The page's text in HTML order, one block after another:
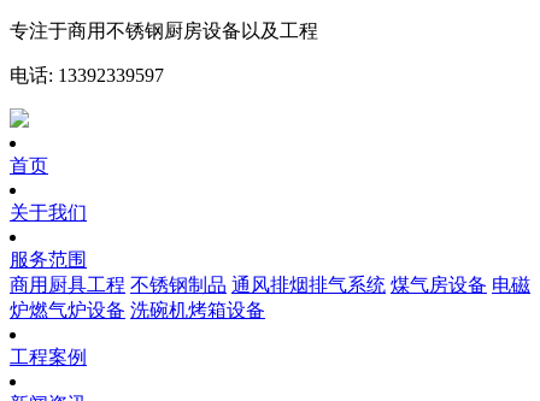
专注于商用不锈钢厨房设备以及工程
电话: 13392339597
首页
关于我们
服务范围
商用厨具工程 不锈钢制品 通风排烟排气系统 煤气房设备 电磁
炉燃气炉设备 洗碗机烤箱设备
工程案例